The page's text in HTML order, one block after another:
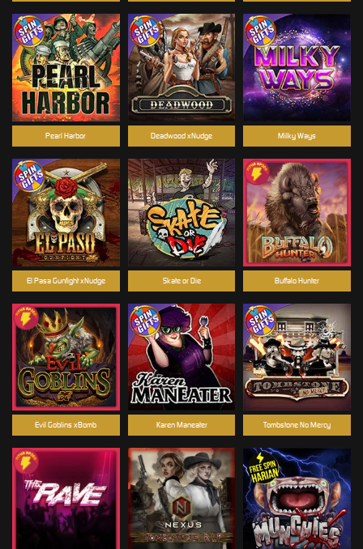
Skate or Die
Tombstone No Mercy
El Pasa Gunfight xNudge
Evil Goblins xBomb
Deadwood xNudge
Buffalo Hunter
Milky Ways
Pearl Harbor
Karen Maneater